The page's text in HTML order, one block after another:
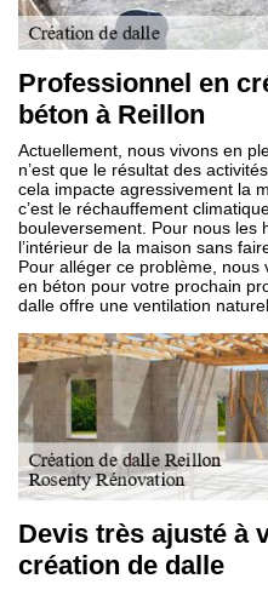
Professionnel en
béton à Reillon
Actuellement, nous vivons en
n’est que le résultat des
cela impacte agressivement la
c’est le réchauffement
bouleversement. Pour nous les
l’intérieur de la maison sans
Pour alléger ce problème, nous
en béton pour votre prochain
dalle offre une ventilation
Devis très ajusté à
création de dalle